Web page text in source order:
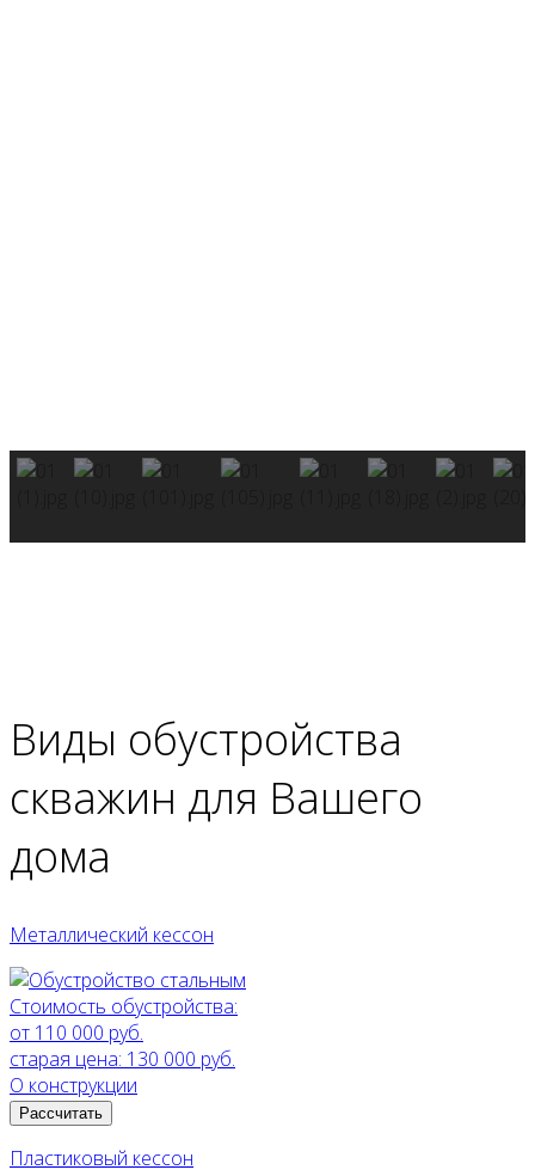
Виды обустройства
скважин для Вашего
дома
Металлический кессон
Стоимость обустройства:
от 110 000 руб.
старая цена: 130 000 руб.
О конструкции
Рассчитать
Пластиковый кессон